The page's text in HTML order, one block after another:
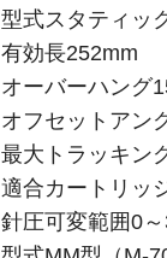
型式スタティッ
有効長252mm
オーバーハング
オフセットアン
最大トラッキン
適合カートリッ
針圧可変範囲0